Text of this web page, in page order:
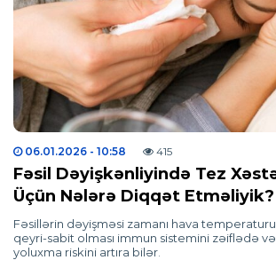
06.01.2026 - 10:58 415
Fəsil Dəyişkənliyində Tez
Üçün Nələrə Diqqət Etməliyik?
Fəsillərin dəyişməsi zamanı hava
qeyri-sabit olması immun sistemini zəiflədə
yoluxma riskini artıra bilər.